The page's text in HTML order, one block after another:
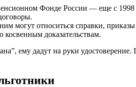
Фонде России — еще с 1998
могут относиться справки,
доказательствам.
ему дадут на руки